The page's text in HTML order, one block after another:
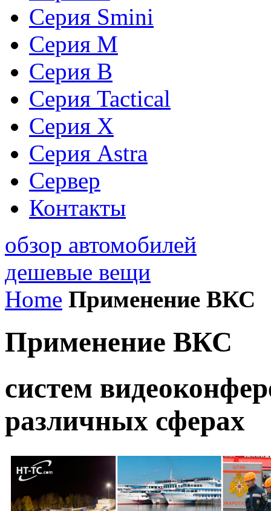
Серия Smini
Серия M
Серия B
Серия Tactical
Cерия X
Серия Astra
Сервер
Контакты
обзор автомобилей
дешевые вещи
Home Применение ВКС
Применение ВКС
систем
различных сферах